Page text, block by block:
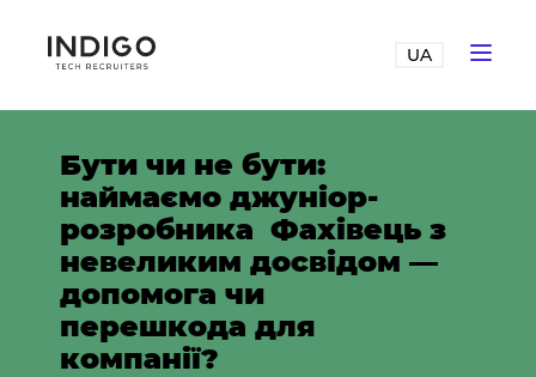
UA
Бути‌ ‌чи‌ ‌не‌ ‌бути:‌
‌наймаємо‌ ‌джуніор-
розробника‌ ‌ Фахівець‌ ‌з‌
‌невеликим‌ ‌досвідом‌ ‌—‌
‌допомога‌ ‌чи‌
‌перешкода‌ ‌для‌
‌компанії?‌